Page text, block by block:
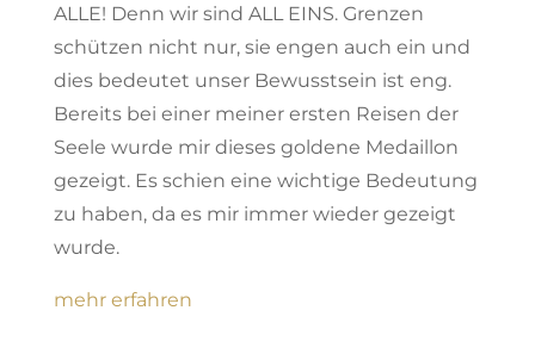
ALLE! Denn wir sind ALL EINS. Grenzen
schützen nicht nur, sie engen auch ein und
dies bedeutet unser Bewusstsein ist eng.
Bereits bei einer meiner ersten Reisen der
Seele wurde mir dieses goldene Medaillon
gezeigt. Es schien eine wichtige Bedeutung
zu haben, da es mir immer wieder gezeigt
wurde.
mehr erfahren